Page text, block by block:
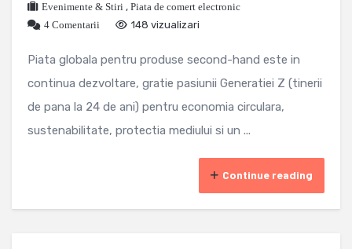
Evenimente & Stiri , Piata de comert electronic
4 Comentarii
148 vizualizari
Piata globala pentru produse second-hand este in
continua dezvoltare, gratie pasiunii Generatiei Z (tinerii
de pana la 24 de ani) pentru economia circulara,
sustenabilitate, protectia mediului si un ...
Continue reading